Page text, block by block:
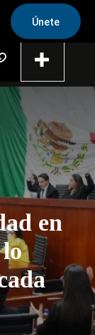
Únete
en